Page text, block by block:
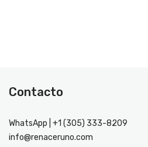
Contacto
WhatsApp | +1 (305) 333-8209
info@renaceruno.com